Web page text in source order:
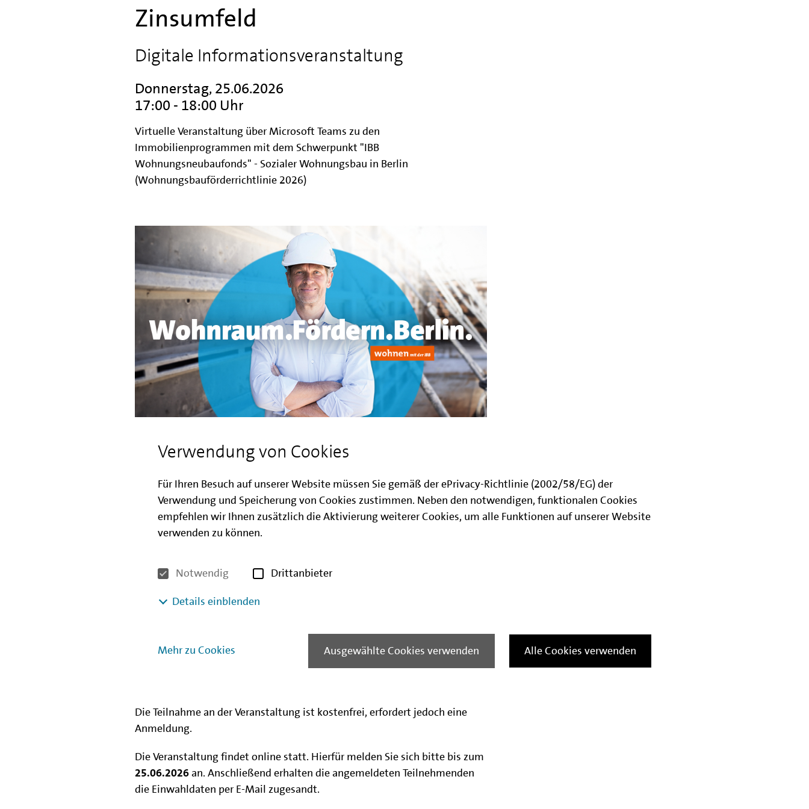
Verwendung von Cookies
Für Ihren Besuch auf unserer Website müssen Sie gemäß der ePrivacy-Richtlinie (2002/58/EG) der
Verwendung und Speicherung von Cookies zustimmen. Neben den notwendigen, funktionalen Cookies
empfehlen wir Ihnen zusätzlich die Aktivierung weiterer Cookies, um alle Funktionen auf unserer Website
verwenden zu können.
Notwendig
Drittanbieter
Details einblenden
Mehr zu Cookies Ausgewählte Cookies verwenden Alle Cookies verwenden
Zinsumfeld
Digitale Informationsveranstaltung
Donnerstag, 25.06.2026
17:00 - 18:00 Uhr
Virtuelle Veranstaltung über Microsoft Teams zu den
Immobilienprogrammen mit dem Schwerpunkt "IBB
Wohnungsneubaufonds" - Sozialer Wohnungsbau in Berlin
(Wohnungsbauförderrichtlinie 2026)
Der Berliner Wohnungsmarkt steht vor zahlreichen Herausforderungen
sowohl im Bestand als auch im Neubausegment. Der Bau von neuen
Wohnungen ist eine wichtige Grundlage für die Fortsetzung des Berliners
Wachstumskurses, indem sich vor allem für Investor:innen, Bauherinnen
und Bauherren viele Chancen und Möglichkeiten ergeben. Mit ihren
Förderprodukten und aus Mitteln des „IBB Wohnungsneubaufonds“
Wohnungen zu sozialverträglichen Mieten.
Ziel der Informationsveranstaltung ist es zum einen, Ihnen einen Überblick
anderen, über Erfahrungen bei der Nutzung der Förderprogramme zu
berichten. Im Anschluss an den Vortrag haben Sie die Gelegenheit, Fragen
an die Referierenden zu stellen und gegenseitig in den Austausch zu
Die Teilnahme an der Veranstaltung ist kostenfrei, erfordert jedoch eine
Anmeldung.
Die Veranstaltung findet online statt. Hierfür melden Sie sich bitte bis zum
25.06.2026an. Anschließend erhalten die angemeldeten Teilnehmenden
die Einwahldaten per E-Mail zugesandt.